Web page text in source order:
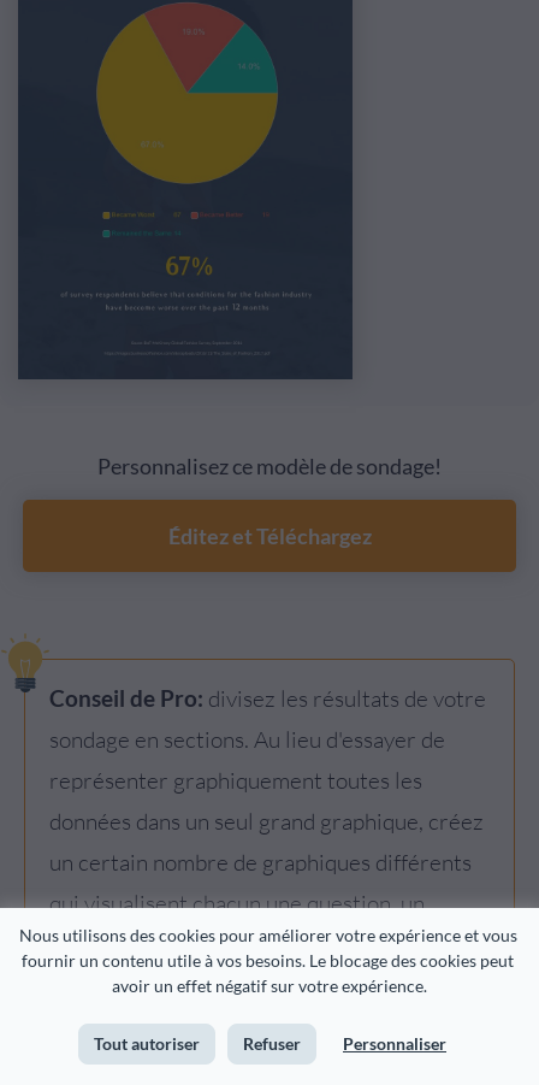
Nous utilisons des cookies pour améliorer votre expérience et vous
fournir un contenu utile à vos besoins. Le blocage des cookies peut
avoir un effet négatif sur votre expérience.
Tout autoriser Refuser Personnaliser
Personnalisez ce modèle de sondage!
Éditez et Téléchargez
Conseil de Pro: divisez les résultats de votre
sondage en sections. Au lieu d'essayer de
représenter graphiquement toutes les
données dans un seul grand graphique, créez
un certain nombre de graphiques différents
qui visualisent chacun une question, un
groupe ou une section des données.